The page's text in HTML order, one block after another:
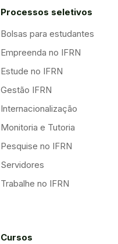
Processos seletivos
Bolsas para estudantes
Empreenda no IFRN
Estude no IFRN
Gestão IFRN
Internacionalização
Monitoria e Tutoria
Pesquise no IFRN
Servidores
Trabalhe no IFRN
Cursos